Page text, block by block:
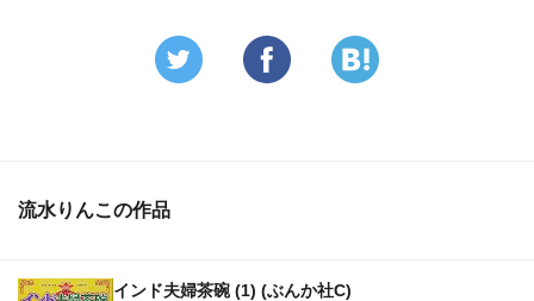
流水りんこの作品
インド夫婦茶碗 (1) (ぶんか社C)